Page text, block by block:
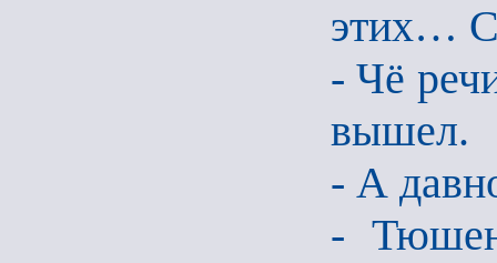
этих… С
- Чё
вышел.
- А
-